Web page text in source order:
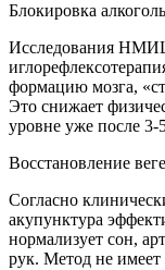
Блокировка
Исследования
формацию мозга,
Это снижает
уровне уже после 3-
Восстановление
Согласно
акупунктура
нормализует сон,
рук. Метод не имеет